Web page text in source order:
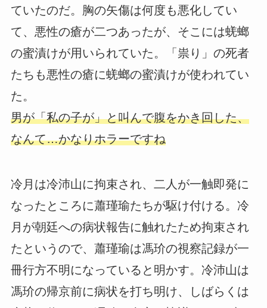
ていたのだ。胸の矢傷は何度も悪化してい
て、悪性の瘡が二つあったが、そこには蜣螂
の蜜漬けが用いられていた。「祟り」の死者
たちも悪性の瘡に蜣螂の蜜漬けが使われてい
た。
男が「私の子が」と叫んで腹をかき回した、
なんて…かなりホラーですね
冷月は冷沛山に拘束され、二人が一触即発に
なったところに蕭瑾瑜たちが駆け付ける。冷
月が朝廷への病状報告に触れたため拘束され
たというので、蕭瑾瑜は馮玠の視察記録が一
冊行方不明になっていると明かす。冷沛山は
馮玠の帰京前に病状を打ち明け、しばらくは